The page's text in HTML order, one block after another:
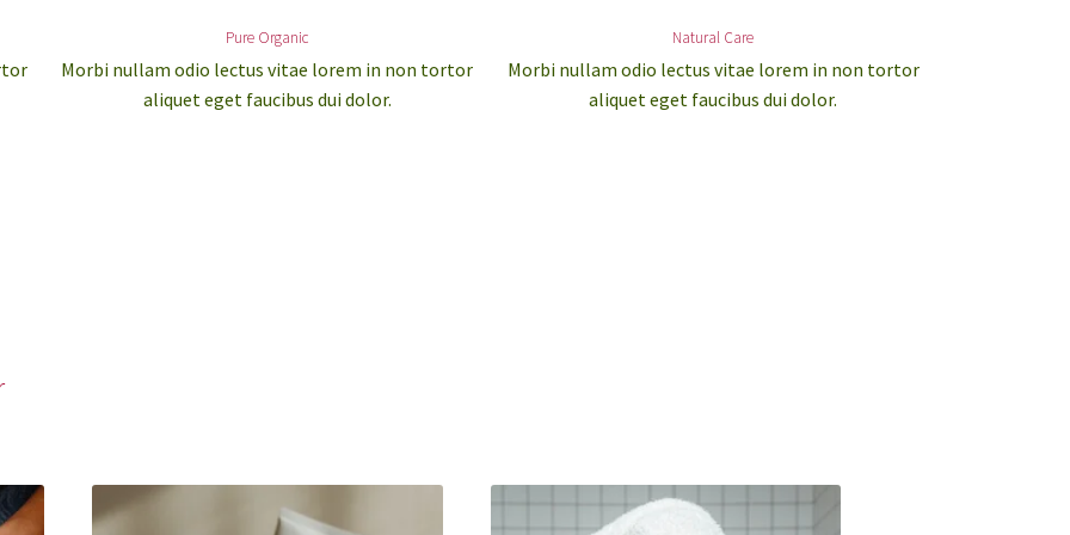
Pure Organic
Morbi nullam odio lectus vitae lorem in non tortor
aliquet eget faucibus dui dolor.
Natural Care
Morbi nullam odio lectus vitae lorem in non tortor
aliquet eget faucibus dui dolor.